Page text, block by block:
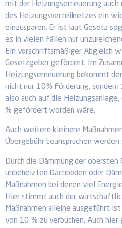
mit der Heizungserneuerung auch
des Heizungsverteilnetzes ein
einzusparen. Er ist laut Gesetz
es in vielen Fällen nur
Ein vorschriftsmäßiger Abgleich
Gesetzgeber gefördert. Im
Heizungserneuerung bekommt
nicht nur 10% Förderung, sondern
also auch auf die
% gefördert worden wäre.
Auch weitere kleinere
Übergebühr beanspruchen
Durch die Dämmung der obersten
unbeheizten Dachboden oder
Maßnahmen bei denen viel
Hier stimmt auch der
Maßnahmen alleine ausgeführt
von 10 % zu verbuchen. Auch hier